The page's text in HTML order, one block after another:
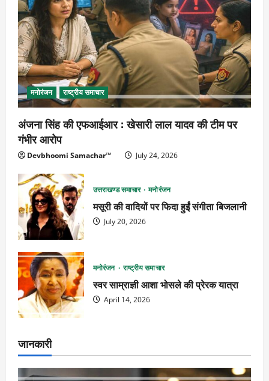
मनोरंजन राष्ट्रीय समाचार
अंजना सिंह की एफआईआर : खेसारी लाल यादव की टीम पर
गंभीर आरोप
Devbhoomi Samachar™ July 24, 2026
उत्तराखण्ड समाचार मनोरंजन
मसूरी की वादियों पर फिदा हुईं संगीता बिजलानी
July 20, 2026
मनोरंजन राष्ट्रीय समाचार
स्वर साम्राज्ञी आशा भोसले की प्रेरक यात्रा
April 14, 2026
जानकारी